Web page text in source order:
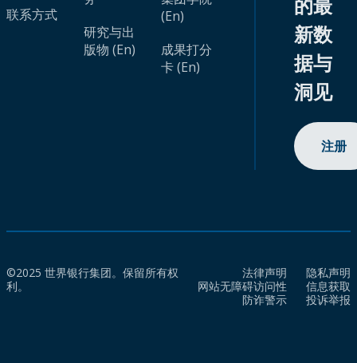
联系方式
研究与出
版物 (En)
(En)
成果打分
卡 (En)
新数
据与
洞见
注册
©2025 世界银行集团。保留所有权
利。
法律声明
隐私声明
网站无障碍访问性
信息获取
防诈警示
投诉举报